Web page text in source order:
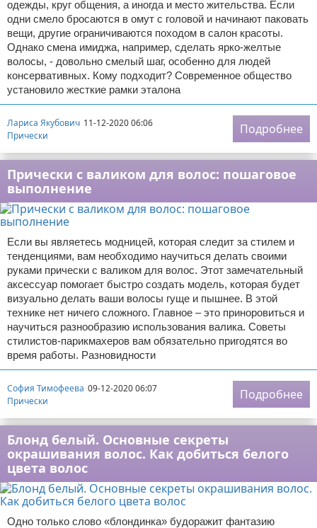
одежды, круг общения, а иногда и место жительства. Если
одни смело бросаются в омут с головой и начинают паковать
вещи, другие ограничиваются походом в салон красоты.
Однако смена имиджа, например, сделать ярко-желтые
волосы, - довольно смелый шаг, особенно для людей
консервативных. Кому подходит? Современное общество
установило жесткие рамки эталона
Лариса Якубович 11-12-2020 06:06
Прически
Подробнее
Прически с валиком для волос: пошаговое
выполнение
Если вы являетесь модницей, которая следит за стилем и
тенденциями, вам необходимо научиться делать своими
руками прически с валиком для волос. Этот замечательный
аксессуар помогает быстро создать модель, которая будет
визуально делать ваши волосы гуще и пышнее. В этой
технике нет ничего сложного. Главное – это приноровиться и
научиться разнообразию использования валика. Советы
стилистов-парикмахеров вам обязательно пригодятся во
время работы. Разновидности
София Тимофеева 09-12-2020 06:07
Прически
Подробнее
Блонд белый. Основные секреты
окрашивания волос. Как добиться белого
цвета волос
Одно только слово «блондинка» будоражит фантазию